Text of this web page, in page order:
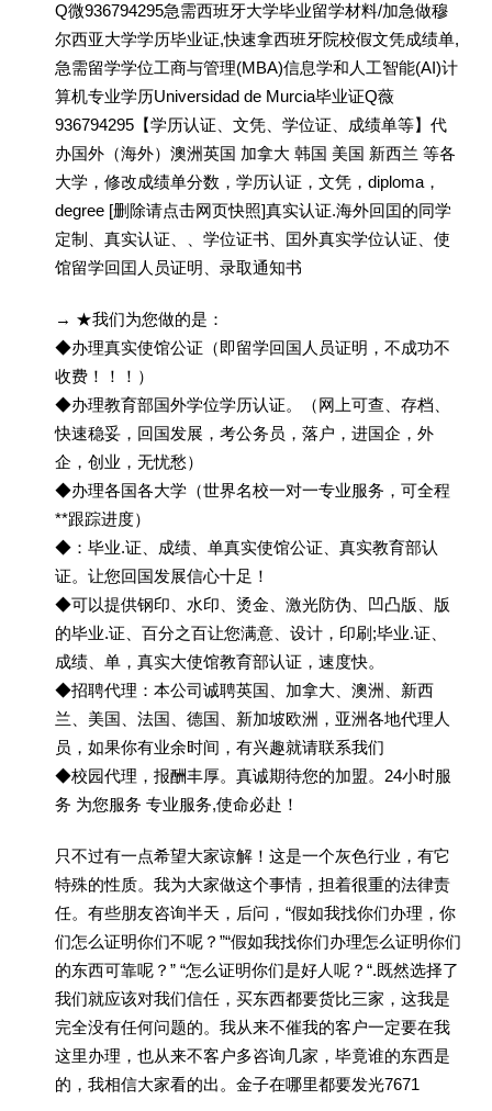
Q微936794295急需西班牙大学毕业留学材料/加急做穆
尔西亚大学学历毕业证,快速拿西班牙院校假文凭成绩单,
急需留学学位工商与管理(MBA)信息学和人工智能(AI)计
算机专业学历Universidad de Murcia毕业证Q薇
936794295【学历认证、文凭、学位证、成绩单等】代
办国外（海外）澳洲英国 加拿大 韩国 美国 新西兰 等各
大学，修改成绩单分数，学历认证，文凭，diploma，
degree [删除请点击网页快照]真实认证.海外回囯的同学
定制、真实认证、、学位证书、囯外真实学位认证、使
馆留学回囯人员证明、录取通知书
→ ★我们为您做的是：
◆办理真实使馆公证（即留学回国人员证明，不成功不
收费！！！）
◆办理教育部国外学位学历认证。（网上可查、存档、
快速稳妥，回国发展，考公务员，落户，进国企，外
企，创业，无忧愁）
◆办理各国各大学（世界名校一对一专业服务，可全程
**跟踪进度）
◆：毕业.证、成绩、单真实使馆公证、真实教育部认
证。让您回国发展信心十足！
◆可以提供钢印、水印、烫金、激光防伪、凹凸版、版
的毕业.证、百分之百让您满意、设计，印刷;毕业.证、
成绩、单，真实大使馆教育部认证，速度快。
◆招聘代理：本公司诚聘英国、加拿大、澳洲、新西
兰、美国、法国、德国、新加坡欧洲，亚洲各地代理人
员，如果你有业余时间，有兴趣就请联系我们
◆校园代理，报酬丰厚。真诚期待您的加盟。24小时服
务 为您服务 专业服务,使命必赴！
只不过有一点希望大家谅解！这是一个灰色行业，有它
特殊的性质。我为大家做这个事情，担着很重的法律责
任。有些朋友咨询半天，后问，“假如我找你们办理，你
们怎么证明你们不呢？”“假如我找你们办理怎么证明你们
的东西可靠呢？” “怎么证明你们是好人呢？“.既然选择了
我们就应该对我们信任，买东西都要货比三家，这我是
完全没有任何问题的。我从来不催我的客户一定要在我
这里办理，也从来不客户多咨询几家，毕竟谁的东西是
的，我相信大家看的出。金子在哪里都要发光7671